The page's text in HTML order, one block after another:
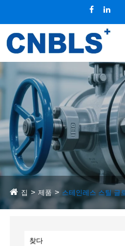
집 제품 스테인레스 스틸 글